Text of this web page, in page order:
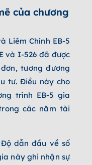
của chương
Liêm Chính EB-5
và I-526 đã được
tương đương
tư. Điều này cho
trình EB-5 gia
các năm tài
dẫn đầu về số
này ghi nhận sự